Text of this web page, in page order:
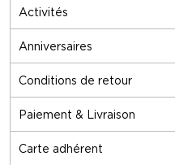
Activités
Anniversaires
Conditions de retour
Paiement & Livraison
Carte adhérent